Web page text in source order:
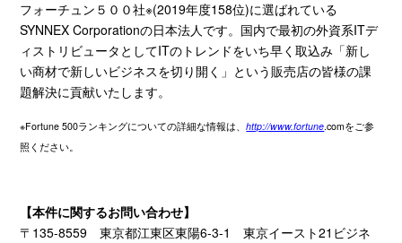
フォーチュン５００社※(2019年度158位)に選ばれている
SYNNEX Corporationの日本法人です。国内で最初の外資系ITデ
ィストリビュータとしてITのトレンドをいち早く取込み「新し
い商材で新しいビジネスを切り開く」という販売店の皆様の課
題解決に貢献いたします。
※Fortune 500ランキングについての詳細な情報は、http://www.fortune.comをご参
照ください。
【本件に関するお問い合わせ】
〒 135-8559 東京都江東区東陽6-3-1 東京イースト21 ビジネ